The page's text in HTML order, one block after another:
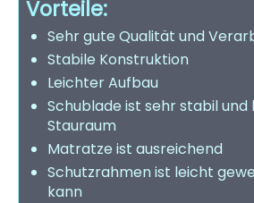
Vorteile:
Sehr gute Qualität und
Stabile Konstruktion
Leichter Aufbau
Schublade ist sehr stabil
Stauraum
Matratze ist ausreichend
Schutzrahmen ist leicht
kann